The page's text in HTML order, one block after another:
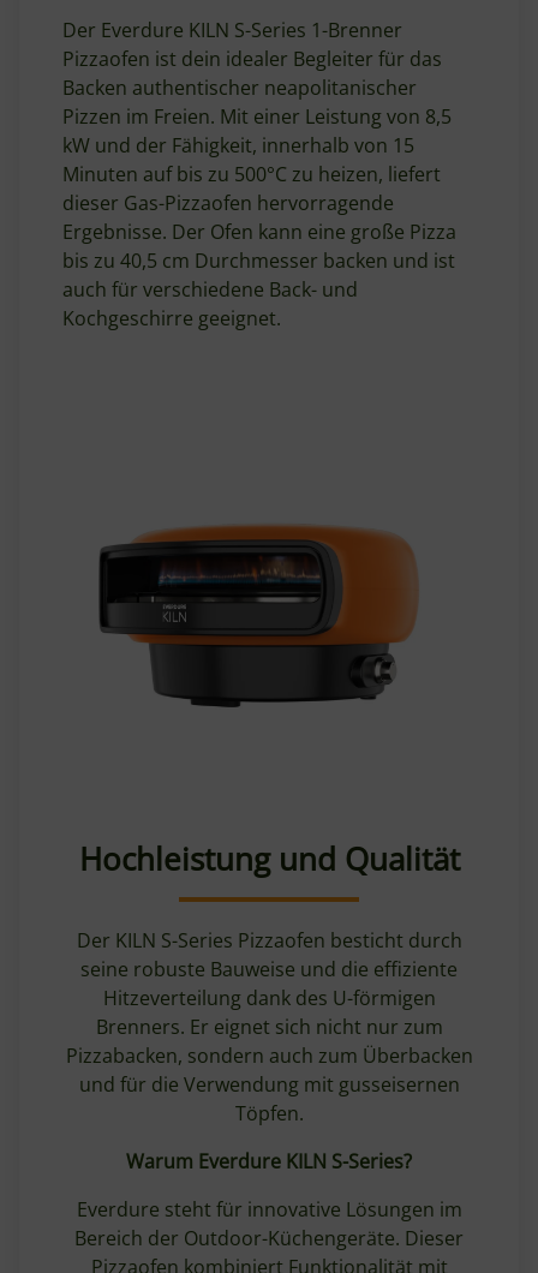
Der Everdure KILN S-Series 1-Brenner
Pizzaofen ist dein idealer Begleiter für das
Backen authentischer neapolitanischer
Pizzen im Freien. Mit einer Leistung von 8,5
kW und der Fähigkeit, innerhalb von 15
Minuten auf bis zu 500°C zu heizen, liefert
dieser Gas-Pizzaofen hervorragende
Ergebnisse. Der Ofen kann eine große Pizza
bis zu 40,5 cm Durchmesser backen und ist
auch für verschiedene Back- und
Kochgeschirre geeignet.
Hochleistung und Qualität
Der KILN S-Series Pizzaofen besticht durch
seine robuste Bauweise und die effiziente
Hitzeverteilung dank des U-förmigen
Brenners. Er eignet sich nicht nur zum
Pizzabacken, sondern auch zum Überbacken
und für die Verwendung mit gusseisernen
Töpfen.
Warum Everdure KILN S-Series?
Everdure steht für innovative Lösungen im
Bereich der Outdoor-Küchengeräte. Dieser
Pizzaofen kombiniert Funktionalität mit